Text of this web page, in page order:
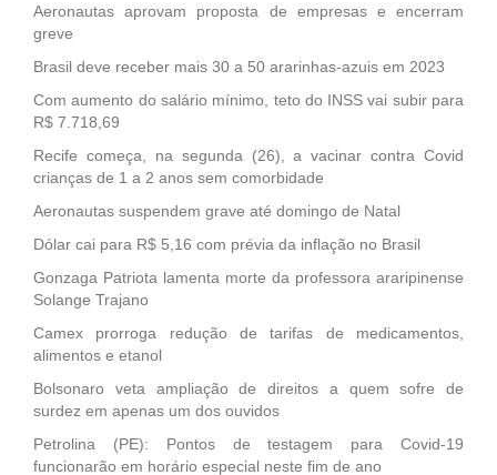
Aeronautas aprovam proposta de empresas e encerram
greve
Brasil deve receber mais 30 a 50 ararinhas-azuis em 2023
Com aumento do salário mínimo, teto do INSS vai subir para
R$ 7.718,69
Recife começa, na segunda (26), a vacinar contra Covid
crianças de 1 a 2 anos sem comorbidade
Aeronautas suspendem grave até domingo de Natal
Dólar cai para R$ 5,16 com prévia da inflação no Brasil
Gonzaga Patriota lamenta morte da professora araripinense
Solange Trajano
Camex prorroga redução de tarifas de medicamentos,
alimentos e etanol
Bolsonaro veta ampliação de direitos a quem sofre de
surdez em apenas um dos ouvidos
Petrolina (PE): Pontos de testagem para Covid-19
funcionarão em horário especial neste fim de ano